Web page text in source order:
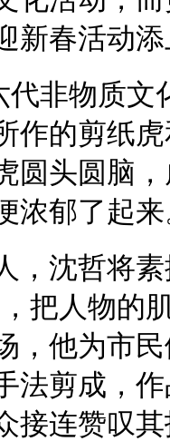
新春活动
代非物质
作的剪纸
圆头圆脑
浓郁了起
，沈哲将
把人物的
，他为市
法剪成，
接连赞叹